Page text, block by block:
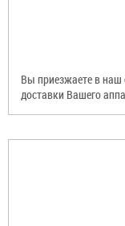
Вы приезжаете в наш
доставки Вашего